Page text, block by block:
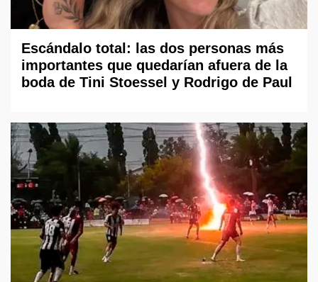
Escándalo total: las dos personas más
importantes que quedarían afuera de la
boda de Tini Stoessel y Rodrigo de Paul